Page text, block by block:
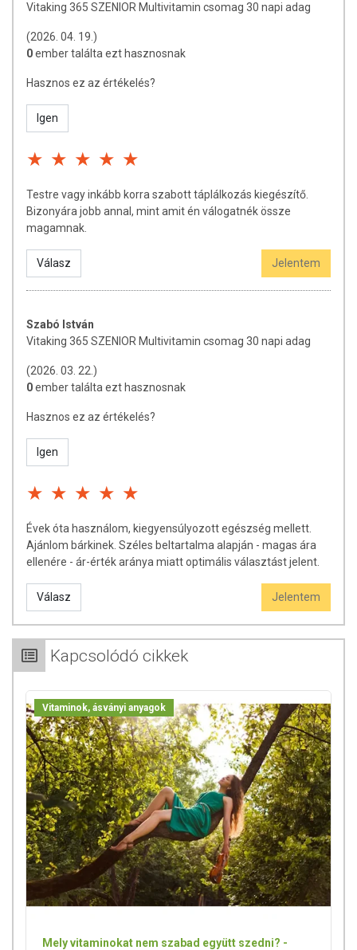
használatát beszélje meg kezelőorvosával. Az ajánlott napi
összetevők bármelyikére érzékeny vagy allergiás! Kisgyermektől
elzárva tartandó!
Vitaking 365 SZENIOR Multivitamin csomag 30 napi adag
(2026. 04. 19.)
0ember találta ezt hasznosnak
Hasznos ez az értékelés?
Igen
Testre vagy inkább korra szabott táplálkozás kiegészítő.
Bizonyára jobb annal, mint amit én válogatnék össze
magamnak.
Válasz Jelentem
Szabó István
Vitaking 365 SZENIOR Multivitamin csomag 30 napi adag
(2026. 03. 22.)
0ember találta ezt hasznosnak
Hasznos ez az értékelés?
Igen
Évek óta használom, kiegyensúlyozott egészség mellett.
Ajánlom bárkinek. Széles beltartalma alapján - magas ára
ellenére - ár-érték aránya miatt optimális választást jelent.
Válasz Jelentem
Kapcsolódó cikkek
Vitaminok, ásványi anyagok
Mely vitaminokat nem szabad együtt szedni? -